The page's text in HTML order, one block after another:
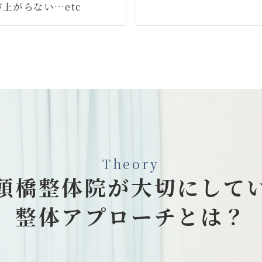
上がらない…etc
Theory
橋整体院が大切にして
整体アプローチとは？